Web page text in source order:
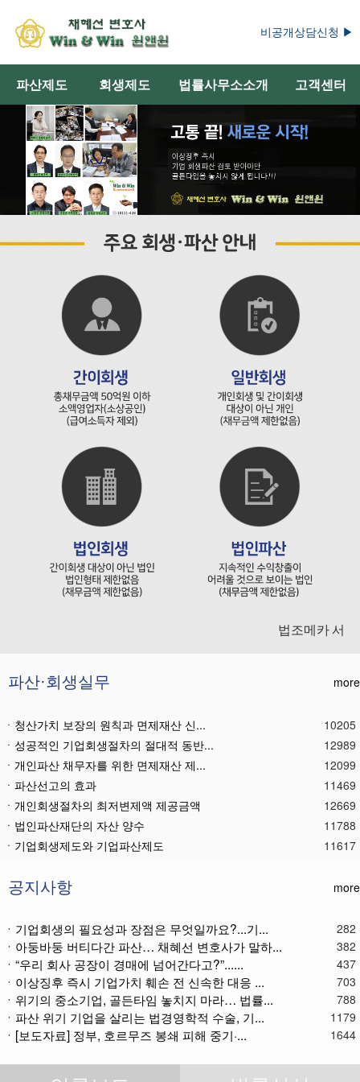
비공개상담신청 ▶
파산제도 회생제도 법률사무소소개 고객센터
법조메카 서초
파산·회생실무 more
ㆍ청산가치 보장의 원칙과 면제재산 신...
10205
ㆍ성공적인 기업회생절차의 절대적 동반...
12989
ㆍ개인파산 채무자를 위한 면제재산 제...
12099
ㆍ파산선고의 효과
11469
ㆍ 개인회생절차의 최저변제액 제공금액
12669
ㆍ법인파산재단의 자산 양수
11788
ㆍ기업회생제도와 기업파산제도
11617
ㆍ법인파산 후 이사의 연대보증책임 해...
11572
ㆍ개인회생재단채권(우선권이 있는 채권...
11112
ㆍ개인회생재단이란?
11036
ㆍ개인회생채권이란?
11272
ㆍ가용소득이란?
11221
ㆍ회생신청 후 경매절차 정지신청은?
11370
ㆍ별제권부 채권(회생절차에서의 근저당...
12175
ㆍ목록에 기재되지도 않고 신고하지도 ...
ㆍ현존액주의(채무자 회생법 제126조...
13048
공지사항 more
ㆍ기업회생의 필요성과 장점은 무엇일까요?...기... 282
ㆍ아둥바둥 버티다간 파산… 채혜선 변호사가 말하... 382
ㆍ“우리 회사 공장이 경매에 넘어간다고?”...... 437
ㆍ이상징후 즉시 기업가치 훼손 전 신속한 대응 ... 703
ㆍ위기의 중소기업, 골든타임 놓치지 마라… 법률... 788
ㆍ파산 위기 기업을 살리는 법경영학적 수술, 기... 1179
ㆍ[보도자료] 정부, 호르무즈 봉쇄 피해 중기·... 1644